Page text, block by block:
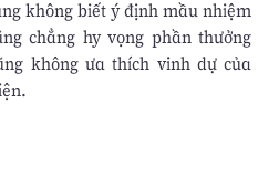
không biết ý định mầu nhiệm
chẳng hy vọng phần thưởng
không ưa thích vinh dự của